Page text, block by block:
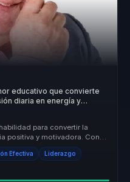
educativo que convierte
diaria en energía y
para convertir la
positiva y motivadora. Con
Efectiva Liderazgo